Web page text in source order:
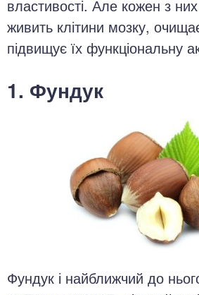
властивості. Але кожен з
живить клітини мозку, очищає
підвищує їх функціональну
1. Фундук
Фундук і найближчий до